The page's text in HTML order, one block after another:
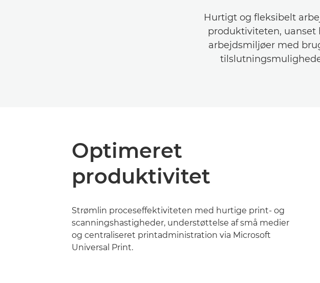
Hurtigt og fleksibelt
produktiviteten,
arbejdsmiljøer med
Optimeret
produktivitet
Strømlin proceseffektiviteten med hurtige print- og
scanningshastigheder, understøttelse af små medier
og centraliseret printadministration via Microsoft
Universal Print.